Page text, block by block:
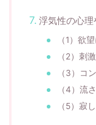
浮気性の心理
（1）欲
（2）刺
（3）コ
（4）流
（5）寂